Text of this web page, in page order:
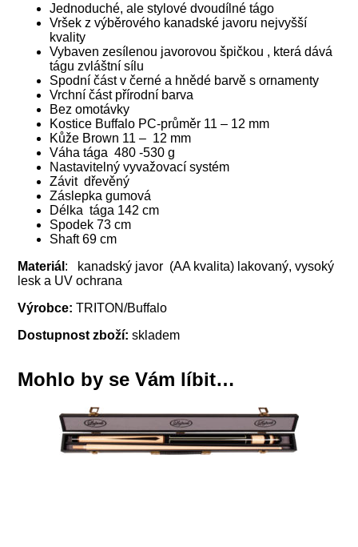
Jednoduché, ale stylové dvoudílné tágo
Vršek z výběrového kanadské javoru nejvyšší
kvality
Vybaven zesílenou javorovou špičkou , která dává
tágu zvláštní sílu
Spodní část v černé a hnědé barvě s ornamenty
Vrchní část přírodní barva
Bez omotávky
Kostice Buffalo PC-průměr 11 – 12 mm
Kůže Brown 11 – 12 mm
Váha tága 480 -530 g
Nastavitelný vyvažovací systém
Závit dřevěný
Záslepka gumová
Délka tága 142 cm
Spodek 73 cm
Shaft 69 cm
Materiál : kanadský javor (AA kvalita) lakovaný, vysoký
lesk a UV ochrana
Výrobce: TRITON/Buffalo
Dostupnost zboží: skladem
Mohlo by se Vám líbit…